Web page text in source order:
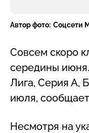
Автор фото: Соцсети
Совсем скоро
середины
Лига, Серия А,
июля,
Несмотря на